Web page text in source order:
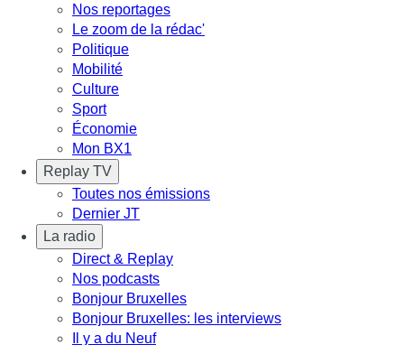
Nos reportages
Le zoom de la rédac'
Politique
Mobilité
Culture
Sport
Économie
Mon BX1
Replay TV
Toutes nos émissions
Dernier JT
La radio
Direct & Replay
Nos podcasts
Bonjour Bruxelles
Bonjour Bruxelles: les interviews
Il y a du Neuf